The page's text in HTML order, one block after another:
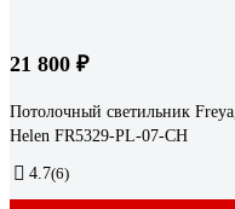
21 800 ₽
Потолочный светильник Freya,
Helen FR5329-PL-07-CH
4.7(6)